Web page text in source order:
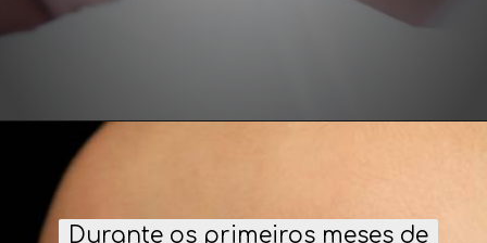
Durante os primeiros meses de
Durante os primeiros meses de